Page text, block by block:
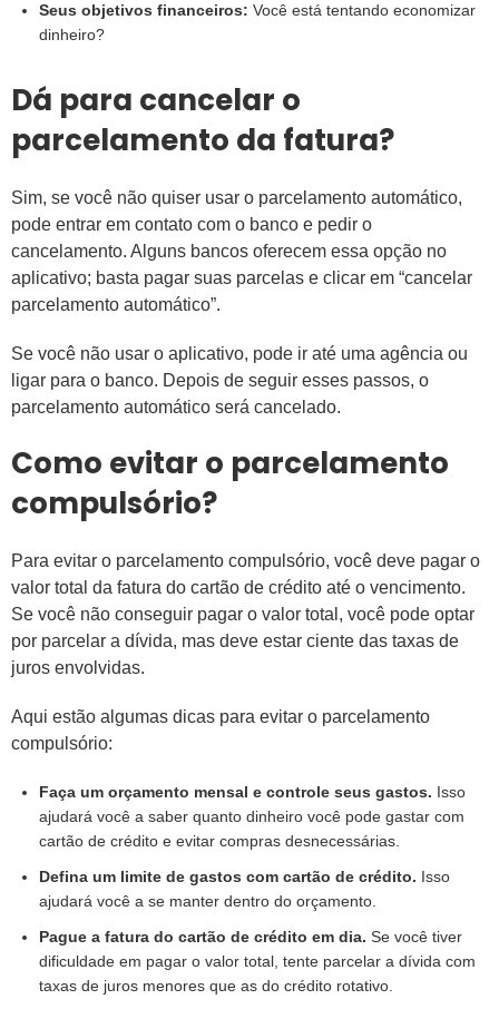
Seus objetivos financeiros: Você está tentando economizar
dinheiro?
Dá para cancelar o
parcelamento da fatura?
Sim, se você não quiser usar o parcelamento automático,
pode entrar em contato com o banco e pedir o
cancelamento. Alguns bancos oferecem essa opção no
aplicativo; basta pagar suas parcelas e clicar em “cancelar
parcelamento automático”.
Se você não usar o aplicativo, pode ir até uma agência ou
ligar para o banco. Depois de seguir esses passos, o
parcelamento automático será cancelado.
Como evitar o parcelamento
compulsório?
Para evitar o parcelamento compulsório, você deve pagar o
valor total da fatura do cartão de crédito até o vencimento.
Se você não conseguir pagar o valor total, você pode optar
por parcelar a dívida, mas deve estar ciente das taxas de
juros envolvidas.
Aqui estão algumas dicas para evitar o parcelamento
compulsório:
Faça um orçamento mensal e controle seus gastos. Isso
ajudará você a saber quanto dinheiro você pode gastar com
cartão de crédito e evitar compras desnecessárias.
Defina um limite de gastos com cartão de crédito. Isso
ajudará você a se manter dentro do orçamento.
Pague a fatura do cartão de crédito em dia. Se você tiver
dificuldade em pagar o valor total, tente parcelar a dívida com
taxas de juros menores que as do crédito rotativo.